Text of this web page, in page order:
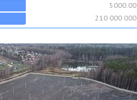
5000.00
210 000 000